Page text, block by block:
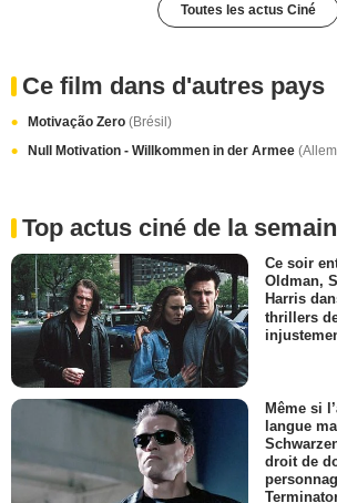
Toutes les actus Ciné
Ce film dans d'autres pays
Motivação Zero (Brésil)
Null Motivation - Willkommen in der Armee
Top actus ciné de la
Ce soir
Oldman,
Harris
thrillers
Même si
langue
droit de